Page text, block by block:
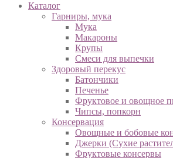
Каталог
Гарниры, мука
Мука
Макароны
Крупы
Смеси для выпечки
Здоровый перекус
Батончики
Печенье
Фруктовое и овощное
Чипсы, попкорн
Консервация
Овощные и бобовые
Джерки (Сухие
Фруктовые консервы